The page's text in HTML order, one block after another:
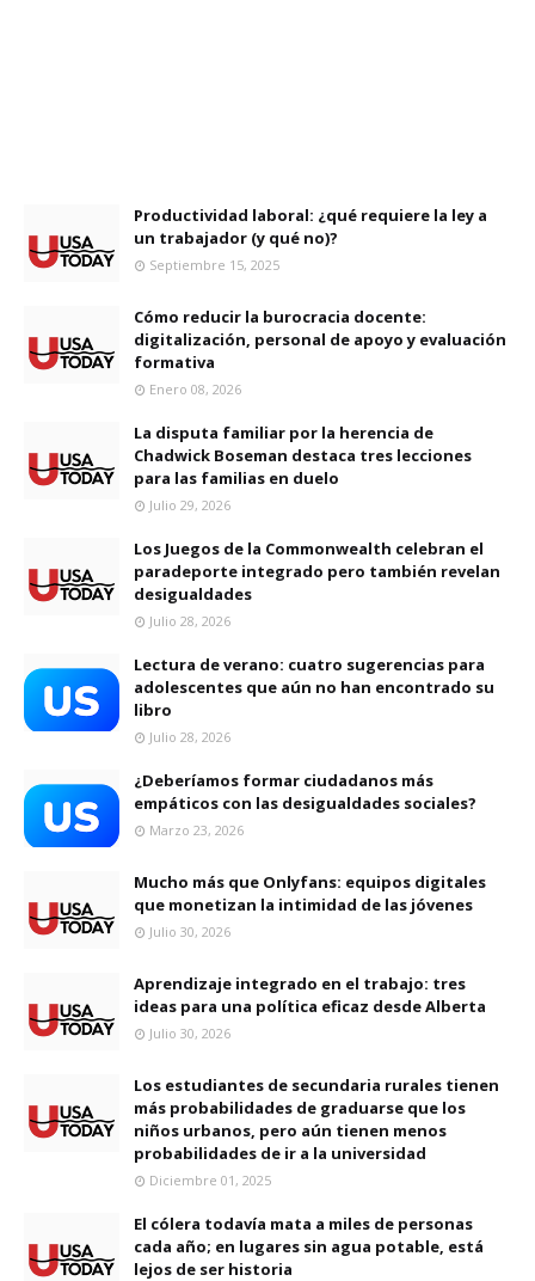
Productividad laboral: ¿qué requiere la ley a
un trabajador (y qué no)?
Septiembre 15, 2025
Cómo reducir la burocracia docente:
digitalización, personal de apoyo y evaluación
formativa
Enero 08, 2026
La disputa familiar por la herencia de
Chadwick Boseman destaca tres lecciones
para las familias en duelo
Julio 29, 2026
Los Juegos de la Commonwealth celebran el
paradeporte integrado pero también revelan
desigualdades
Julio 28, 2026
Lectura de verano: cuatro sugerencias para
adolescentes que aún no han encontrado su
libro
Julio 28, 2026
¿Deberíamos formar ciudadanos más
empáticos con las desigualdades sociales?
Marzo 23, 2026
Mucho más que Onlyfans: equipos digitales
que monetizan la intimidad de las jóvenes
Julio 30, 2026
Aprendizaje integrado en el trabajo: tres
ideas para una política eficaz desde Alberta
Julio 30, 2026
Los estudiantes de secundaria rurales tienen
más probabilidades de graduarse que los
niños urbanos, pero aún tienen menos
probabilidades de ir a la universidad
Diciembre 01, 2025
El cólera todavía mata a miles de personas
cada año; en lugares sin agua potable, está
lejos de ser historia